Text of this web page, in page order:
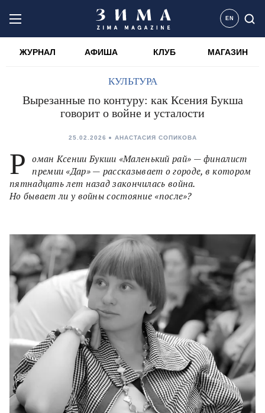
EN
ЖУРНАЛ АФИША КЛУБ МАГАЗИН
КУЛЬТУРА
Вырезанные по контуру: как Ксения Букша
говорит о войне и усталости
25.02.2026 АНАСТАСИЯ СОПИКОВА
Р
оман Ксении Букши «Маленький рай» — финалист
премии «Дар» — рассказывает о городе, в котором
пятнадцать лет назад закончилась война.
Но бывает ли у войны состояние «после»?